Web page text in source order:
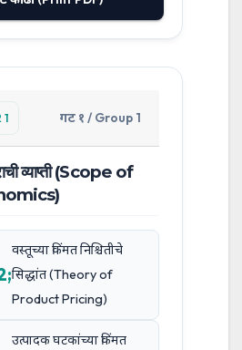
1 गट १ / Group 1
व्याप्ती (Scope of
वस्तूच्या किंमत निश्चितीचे
सिद्धांत (Theory of
Product Pricing)
उत्पादक घटकांच्या किंमत